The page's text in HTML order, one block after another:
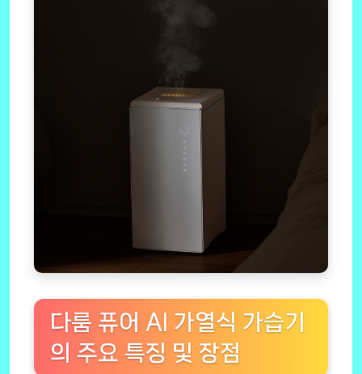
다룸 퓨어 AI 가열식 가습기
의 주요 특징 및 장점